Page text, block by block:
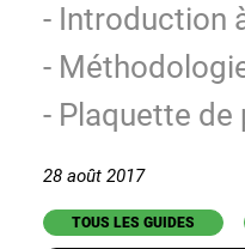
- Introduction
-
- Plaquette
28 août 2017
TOUS LES GUIDES